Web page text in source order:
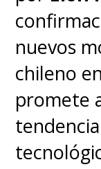
nuevos
chileno
promete